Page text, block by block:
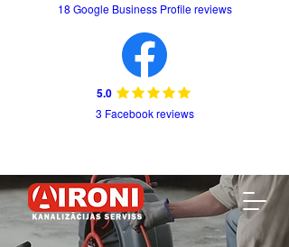
18 Google Business Profile reviews
5.0
3 Facebook reviews